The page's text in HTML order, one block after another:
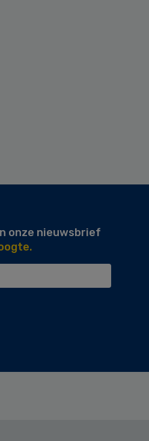
onze nieuwsbrief